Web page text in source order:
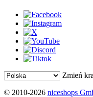
Zmień
© 2010-2026 niceshops